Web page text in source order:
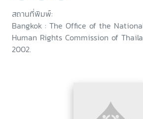
สถานที่พิมพ์:
Bangkok : The Office of the
Human Rights Commission of
2002.